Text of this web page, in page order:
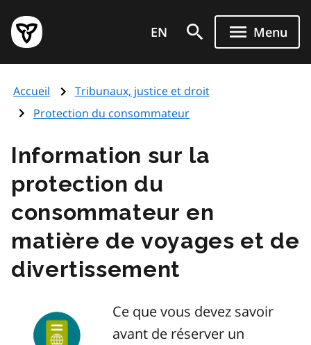
au
contenu
principal
Page
d'accueil
de
l'Ontario
EN Menu
Accueil
Tribunaux, justice et droit
Protection du consommateur
Information sur la
protection du
consommateur en
matière de voyages et de
divertissement
Ce que vous devez savoir
avant de réserver un